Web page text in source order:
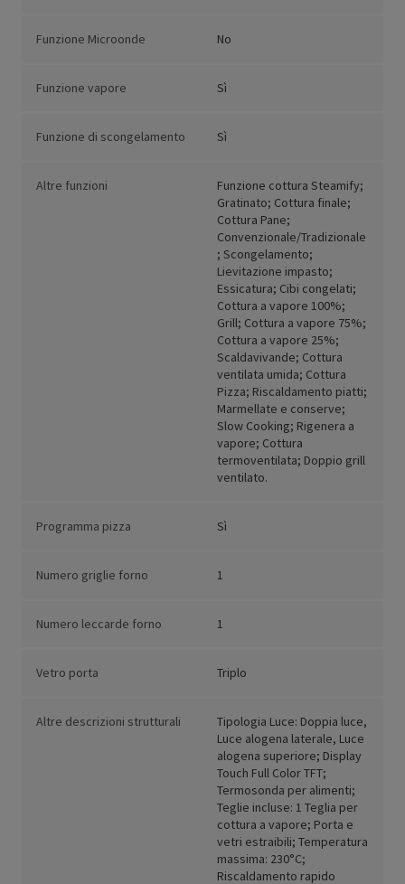
Funzione Microonde No
Funzione vapore Sì
Funzione di scongelamento Sì
Altre funzioni
Funzione cottura Steamify;
Gratinato; Cottura finale;
Cottura Pane;
Convenzionale/Tradizionale
; Scongelamento;
Lievitazione impasto;
Essicatura; Cibi congelati;
Cottura a vapore 100%;
Grill; Cottura a vapore 75%;
Cottura a vapore 25%;
Scaldavivande; Cottura
ventilata umida; Cottura
Pizza; Riscaldamento piatti;
Marmellate e conserve;
Slow Cooking; Rigenera a
vapore; Cottura
termoventilata; Doppio grill
ventilato.
Programma pizza Sì
Numero griglie forno 1
Numero leccarde forno 1
Vetro porta Triplo
Altre descrizioni strutturali
Tipologia Luce: Doppia luce,
Luce alogena laterale, Luce
alogena superiore; Display
Touch Full Color TFT;
Termosonda per alimenti;
Teglie incluse: 1 Teglia per
cottura a vapore; Porta e
vetri estraibili; Temperatura
massima: 230°C;
Riscaldamento rapido